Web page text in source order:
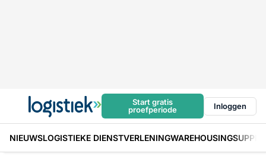
Start gratis
proefperiode
Inloggen
NIEUWSLOGISTIEKE DIENSTVERLENINGWAREHOUSING